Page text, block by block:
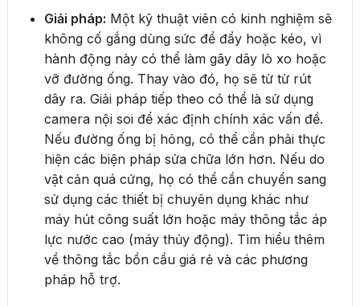
Giải pháp: Một kỹ thuật viên có kinh nghiệm sẽ
không cố gắng dùng sức để đẩy hoặc kéo, vì
hành động này có thể làm gãy dây lò xo hoặc
vỡ đường ống. Thay vào đó, họ sẽ từ từ rút
dây ra. Giải pháp tiếp theo có thể là sử dụng
camera nội soi để xác định chính xác vấn đề.
Nếu đường ống bị hỏng, có thể cần phải thực
hiện các biện pháp sửa chữa lớn hơn. Nếu do
vật cản quá cứng, họ có thể cần chuyển sang
sử dụng các thiết bị chuyên dụng khác như
máy hút công suất lớn hoặc máy thông tắc áp
lực nước cao (máy thủy động). Tìm hiểu thêm
về thông tắc bồn cầu giá rẻ và các phương
pháp hỗ trợ.